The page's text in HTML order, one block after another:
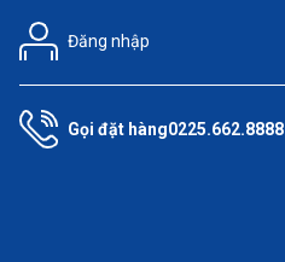
Đăng nhập
Gọi đặt hàng0225.662.8888